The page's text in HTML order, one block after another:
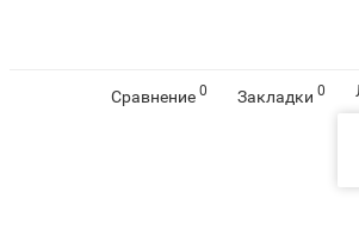
Сравнение 0 Закладки 0